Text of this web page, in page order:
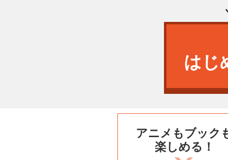
はじ
アニメもブック
楽しめる！